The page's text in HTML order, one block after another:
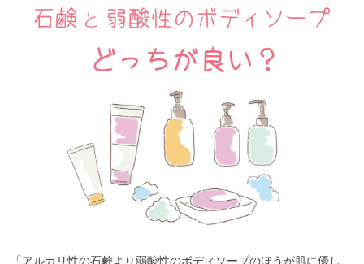
「アルカリ性の石鹸より弱酸性のボディソープのほうが肌に優し